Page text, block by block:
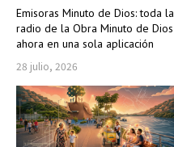
Emisoras Minuto de Dios: toda la
radio de la Obra Minuto de Dios
ahora en una sola aplicación
28 julio, 2026